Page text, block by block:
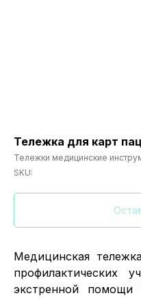
Тележка для карт
Тележки медицинские
SKU:
Медицинская
профилактических
экстренной помощи